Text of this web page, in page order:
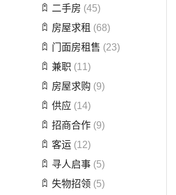
二手房 (45)
房屋求租 (68)
门面房租售 (23)
兼职 (11)
房屋求购 (9)
供应 (14)
招商合作 (9)
客运 (12)
寻人启事 (5)
失物招领 (5)